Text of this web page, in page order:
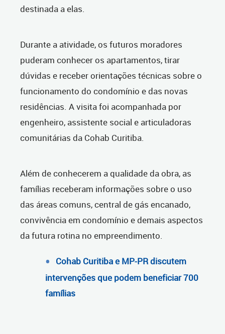
destinada a elas.
Durante a atividade, os futuros moradores
puderam conhecer os apartamentos, tirar
dúvidas e receber orientações técnicas sobre o
funcionamento do condomínio e das novas
residências. A visita foi acompanhada por
engenheiro, assistente social e articuladoras
comunitárias da Cohab Curitiba.
Além de conhecerem a qualidade da obra, as
famílias receberam informações sobre o uso
das áreas comuns, central de gás encanado,
convivência em condomínio e demais aspectos
da futura rotina no empreendimento.
Cohab Curitiba e MP-PR discutem
intervenções que podem beneficiar 700
famílias